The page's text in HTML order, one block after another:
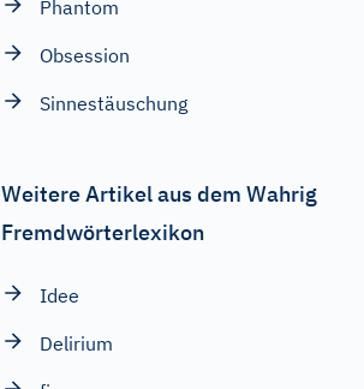
Phantom
Obsession
Sinnestäuschung
Weitere Artikel aus dem Wahrig
Fremdwörterlexikon
Idee
Delirium